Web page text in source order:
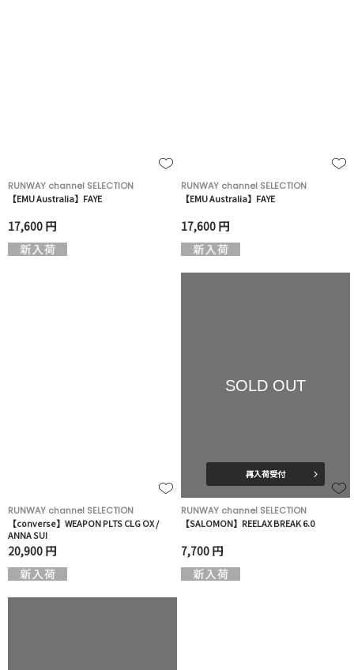
RUNWAY channel SELECTION
【EMU Australia】FAYE
17,600 円
RUNWAY channel SELECTION
【EMU Australia】FAYE
17,600 円
RUNWAY channel SELECTION
【converse】WEAPON PLTS CLG OX /
ANNA SUI
20,900 円
SOLD OUT
再入荷受付
RUNWAY channel SELECTION
【SALOMON】REELAX BREAK 6.0
7,700 円